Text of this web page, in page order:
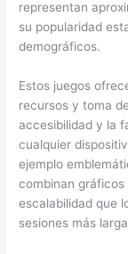
representan
su popularidad
demográficos.
Estos juegos
recursos y toma
accesibilidad y la
cualquier
ejemplo
combinan gráficos
escalabilidad que
sesiones más